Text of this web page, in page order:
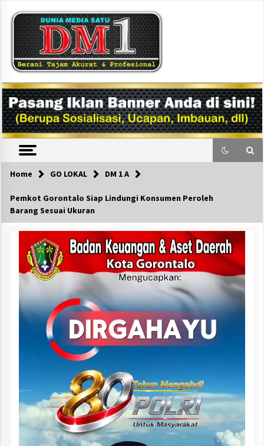
content
DM1
Home GO LOKAL DM 1 A
Pemkot Gorontalo Siap Lindungi Konsumen Peroleh
Barang Sesuai Ukuran